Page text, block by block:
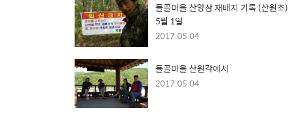
들골마을 산양삼 재배지 기록 (산원초)
5월 1일
2017.05.04
들골마을 산원각에서
2017.05.04